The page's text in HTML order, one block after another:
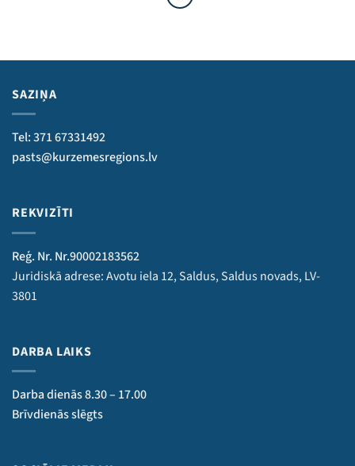
SAZIŅA
Tel: 371 67331492
pasts@kurzemesregions.lv
REKVIZĪTI
Reģ. Nr. Nr.90002183562
Juridiskā adrese: Avotu iela 12, Saldus, Saldus novads, LV-
3801
DARBA LAIKS
Darba dienās 8.30 – 17.00
Brīvdienās slēgts